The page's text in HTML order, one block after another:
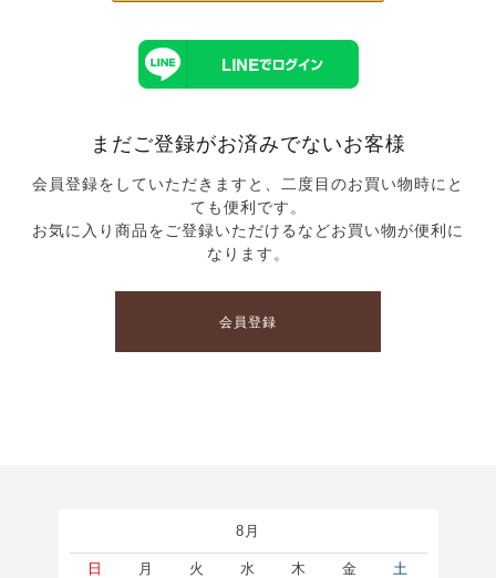
まだご登録がお済みでないお客様
会員登録をしていただきますと、二度目のお買い物時にと
ても便利です。
お気に入り商品をご登録いただけるなどお買い物が便利に
なります。
会員登録
8月
日 月 火 水 木 金
土